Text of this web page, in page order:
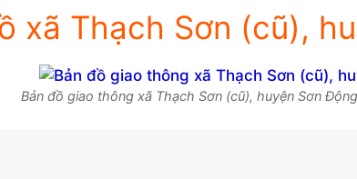
xã Thạch Sơn (cũ),
Bản đồ giao thông xã Thạch Sơn (cũ), huyện Sơn